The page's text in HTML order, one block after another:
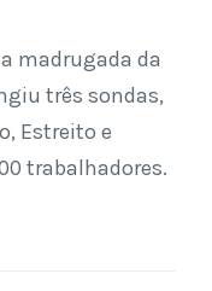
madrugada da
três sondas,
Estreito e
trabalhadores.